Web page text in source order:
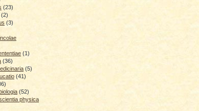
(23)
(2)
(3)
(1)
(36)
(5)
(41)
(52)
physica